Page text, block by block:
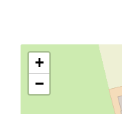
+
−